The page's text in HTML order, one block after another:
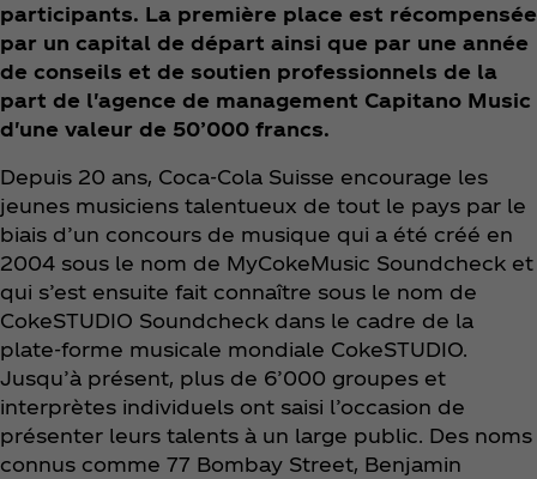
participants. La première place est récompensée
par un capital de départ ainsi que par une année
de conseils et de soutien professionnels de la
part de l'agence de management Capitano Music
d'une valeur de 50’000 francs.
Depuis 20 ans, Coca‑Cola Suisse encourage les
jeunes musiciens talentueux de tout le pays par le
biais d’un concours de musique qui a été créé en
2004 sous le nom de MyCokeMusic Soundcheck et
qui s’est ensuite fait connaître sous le nom de
CokeSTUDIO Soundcheck dans le cadre de la
plate-forme musicale mondiale CokeSTUDIO.
Jusqu’à présent, plus de 6’000 groupes et
interprètes individuels ont saisi l’occasion de
présenter leurs talents à un large public. Des noms
connus comme 77 Bombay Street, Benjamin